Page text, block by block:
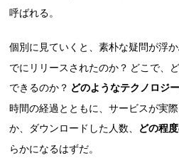
呼ばれる。
個別に見ていくと、素朴な疑問が浮
でにリリースされたのか？ どこで、
できるのか？ どのようなテクノロジ
時間の経過とともに、サービスが実
か、ダウンロードした人数、 どの程
らかになるはずだ。